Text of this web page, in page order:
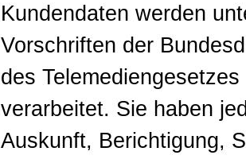
Kundendaten werden
Vorschriften der
des
verarbeitet. Sie haben
Auskunft, Berichtigung,